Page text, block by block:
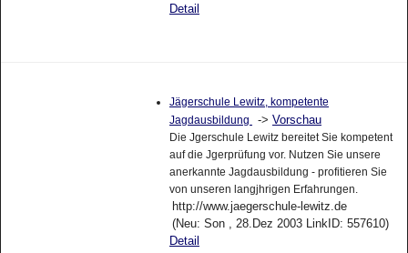
Detail
Jägerschule Lewitz, kompetente
Jagdausbildung
-> Vorschau
Die Jgerschule Lewitz bereitet Sie kompetent
auf die Jgerprüfung vor. Nutzen Sie unsere
anerkannte Jagdausbildung - profitieren Sie
von unseren langjhrigen Erfahrungen.
http://www.jaegerschule-lewitz.de
(Neu: Son , 28.Dez 2003 LinkID: 557610)
Detail